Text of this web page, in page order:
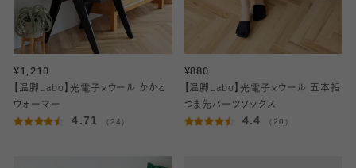
¥1,210
【温脚Labo】光電子×ウール かかと
ウォーマー
4.71 （24）
¥880
【温脚Labo】光電子×ウール 五本指
つま先パーツソックス
4.4 （20）